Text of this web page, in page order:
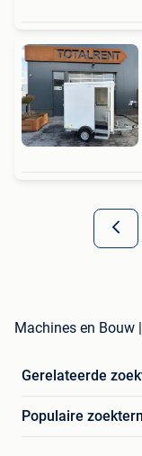
Machines en Bouw
Gerelateerde
Populaire